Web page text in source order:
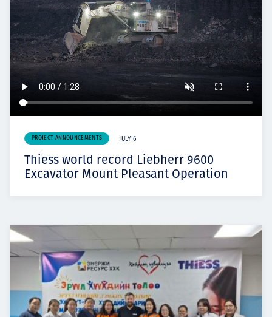
PROJECT ANNOUNCEMENTS JULY 6
Thiess world record Liebherr 9600
Excavator Mount Pleasant Operation